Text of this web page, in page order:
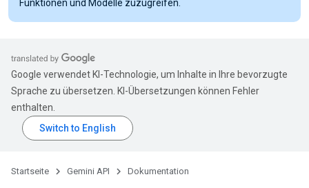
Funktionen und Modelle zuzugreifen.
Google verwendet KI-Technologie, um Inhalte in Ihre bevorzugte
Sprache zu übersetzen. KI-Übersetzungen können Fehler
enthalten.
Startseite Gemini API Dokumentation